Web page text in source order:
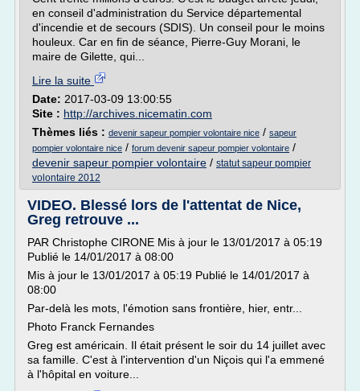
en conseil d'administration du Service départemental
d'incendie et de secours (SDIS). Un conseil pour le moins
houleux. Car en fin de séance, Pierre-Guy Morani, le
maire de Gilette, qui...
Lire la suite
Date: 2017-03-09 13:00:55
Site : http://archives.nicematin.com
Thèmes liés : devenir sapeur pompier volontaire nice / sapeur
pompier volontaire nice / forum devenir sapeur pompier volontaire /
devenir sapeur pompier volontaire / statut sapeur pompier
volontaire 2012
VIDEO. Blessé lors de l'attentat de Nice,
Greg retrouve ...
PAR Christophe CIRONE Mis à jour le 13/01/2017 à 05:19
Publié le 14/01/2017 à 08:00
Mis à jour le 13/01/2017 à 05:19 Publié le 14/01/2017 à
08:00
Par-delà les mots, l'émotion sans frontière, hier, entr...
Photo Franck Fernandes
Greg est américain. Il était présent le soir du 14 juillet avec
sa famille. C'est à l'intervention d'un Niçois qui l'a emmené
à l'hôpital en voiture...